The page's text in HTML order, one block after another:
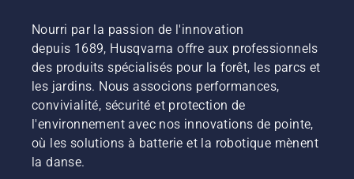
Nourri par la passion de l'innovation
depuis 1689, Husqvarna offre aux professionnels
des produits spécialisés pour la forêt, les parcs et
les jardins. Nous associons performances,
convivialité, sécurité et protection de
l'environnement avec nos innovations de pointe,
où les solutions à batterie et la robotique mènent
la danse.